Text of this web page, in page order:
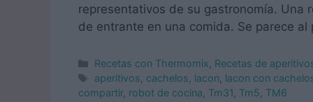
representativos de su gastronomía. Una
de entrante en una comida. Se parece
Categorías
Recetas con Thermomix Recetas de
Etiquetas
aperitivos cachelos lacon lacon con
compartir, robot de cocina Tm31 Tm5 TM6